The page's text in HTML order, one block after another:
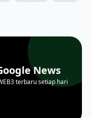
News
terbaru setiap hari